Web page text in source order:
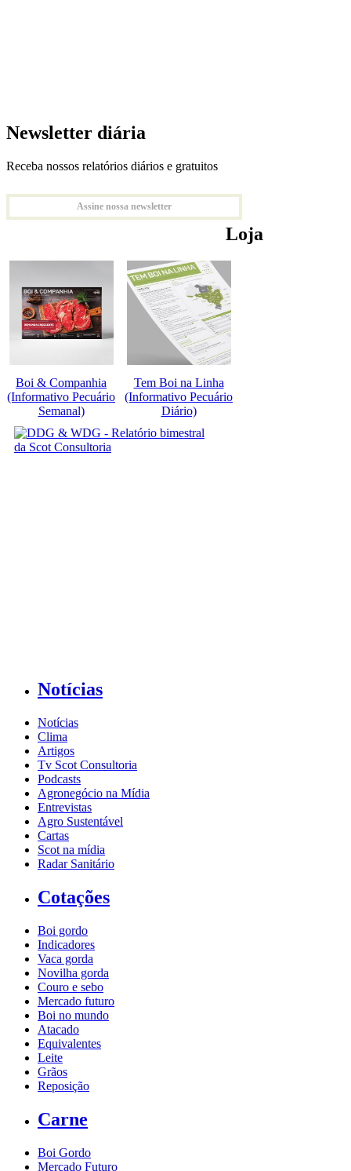
Newsletter diária
Receba nossos relatórios diários e gratuitos
Assine nossa newsletter
Loja
Boi & Companhia
(Informativo Pecuário
Semanal)
Tem Boi na Linha
(Informativo Pecuário
Diário)
Notícias
Notícias
Clima
Artigos
Tv Scot Consultoria
Podcasts
Agronegócio na Mídia
Entrevistas
Agro Sustentável
Cartas
Scot na mídia
Radar Sanitário
Cotações
Boi gordo
Indicadores
Vaca gorda
Novilha gorda
Couro e sebo
Mercado futuro
Boi no mundo
Atacado
Equivalentes
Leite
Grãos
Reposição
Carne
Boi Gordo
Mercado Futuro